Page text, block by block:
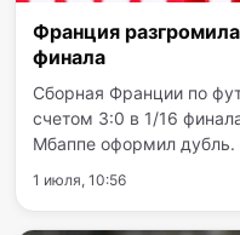
Франция
финала
Сборная Франции по
счетом 3:0 в 1/16
Мбаппе оформил дубль.
Франции одержала
1 июля, 10:56